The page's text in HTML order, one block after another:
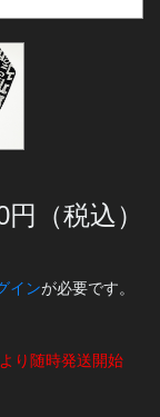
円（税込）
インが必要です。
り随時発送開始